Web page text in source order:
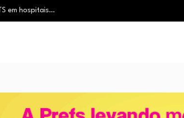
em hospitais…
diagnósticos tardios…
Bahia um…
amplia ações de incentivo…